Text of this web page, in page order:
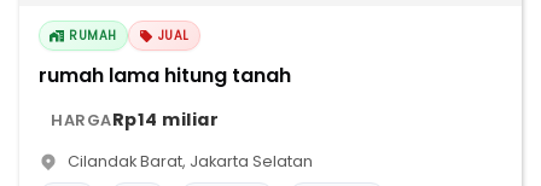
RUMAH JUAL
rumah lama hitung tanah
HARGARp14 miliar
Cilandak Barat, Jakarta Selatan